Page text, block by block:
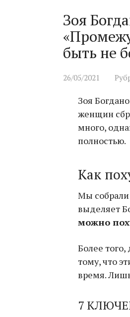
Зоя
быть не
26/05/2021
Зоя
женщин
много,
полностью.
Как
Мы собрали
выделяет
можно
Более
тому, что
время.
7